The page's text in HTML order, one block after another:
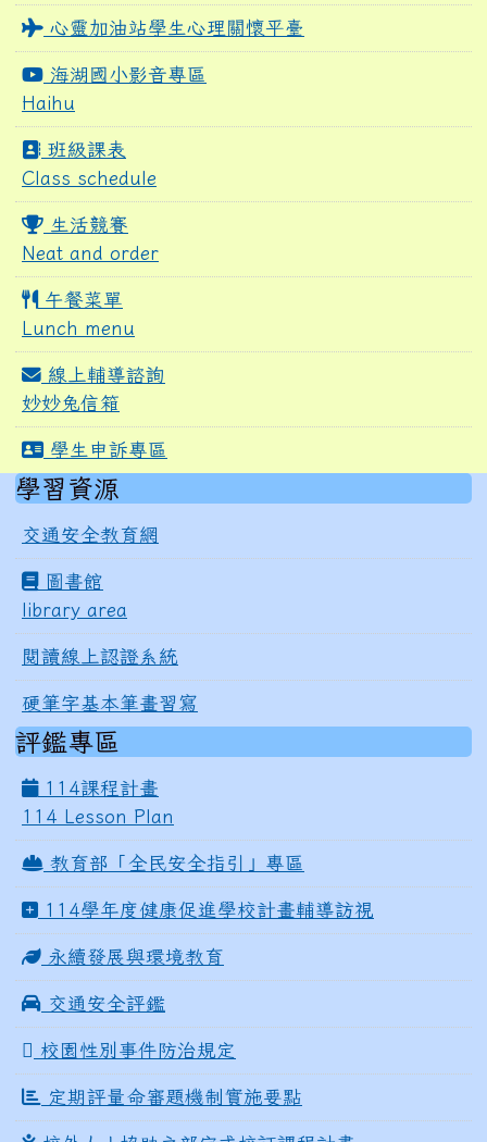
心靈加油站學生心理關懷平臺
海湖國小影音專區
Haihu
班級課表
Class schedule
生活競賽
Neat and order
午餐菜單
Lunch menu
線上輔導諮詢
妙妙兔信箱
學生申訴專區
右邊區域內容
學習資源
交通安全教育網
圖書館
library area
閱讀線上認證系統
硬筆字基本筆畫習寫
評鑑專區
114課程計畫
114 Lesson Plan
教育部「全民安全指引」專區
114學年度健康促進學校計畫輔導訪視
永續發展與環境教育
交通安全評鑑
校園性別事件防治規定
定期評量命審題機制實施要點